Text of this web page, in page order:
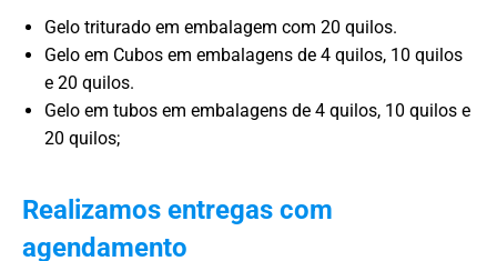
Gelo triturado em embalagem com 20 quilos.
Gelo em Cubos em embalagens de 4 quilos, 10 quilos
e 20 quilos.
Gelo em tubos em embalagens de 4 quilos, 10 quilos e
20 quilos;
Realizamos entregas com
agendamento